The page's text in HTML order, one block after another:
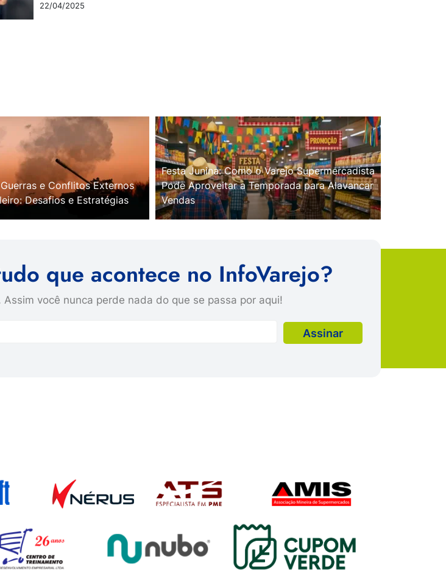
22/04/2025
e Conflitos Externos
Desafios e Estratégias
Festa Junina: Como o Varejo Supermercadista
Pode Aproveitar a Temporada para Alavancar
Vendas
que acontece no InfoVarejo?
você nunca perde nada do que se passa por aqui!